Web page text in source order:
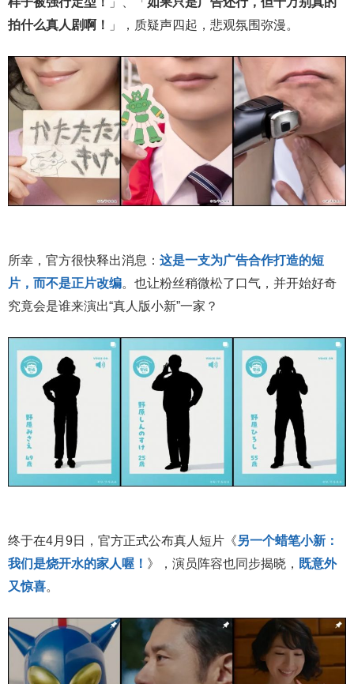
拍什么真人剧啊！
」，质疑声四起，悲观氛围弥漫。
所幸，官方很快释出消息： 这是一支为广告合作打造的短
片，而不是正片改编。也让粉丝稍微松了口气，并开始好奇
究竟会是谁来演出“真人版小新”一家？
终于在4月9日，官方正式公布真人短片《另一个蜡笔小新：
我们是烧开水的家人喔！ 》，演员阵容也同步揭晓， 既意外
又惊喜。